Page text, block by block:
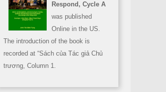
Respond, Cycle A
was published
Online in the US.
The introduction of the book is
recorded at “Sách của Tác giả Chủ
trương, Column 1.